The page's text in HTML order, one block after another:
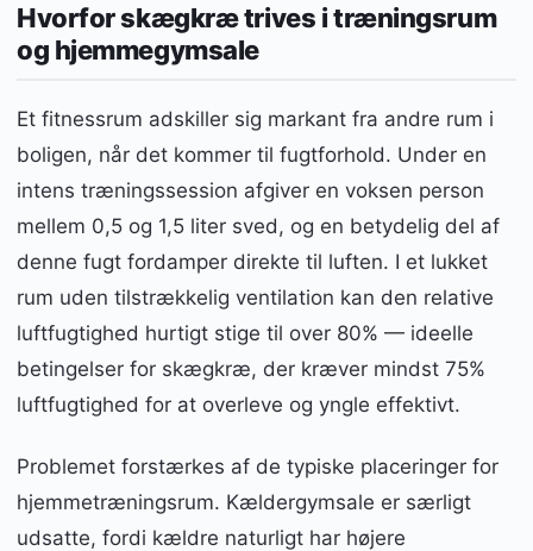
Hvorfor skægkræ trives i træningsrum
og hjemmegymsale
Et fitnessrum adskiller sig markant fra andre rum i
boligen, når det kommer til fugtforhold. Under en
intens træningssession afgiver en voksen person
mellem 0,5 og 1,5 liter sved, og en betydelig del af
denne fugt fordamper direkte til luften. I et lukket
rum uden tilstrækkelig ventilation kan den relative
luftfugtighed hurtigt stige til over 80% — ideelle
betingelser for skægkræ, der kræver mindst 75%
luftfugtighed for at overleve og yngle effektivt.
Problemet forstærkes af de typiske placeringer for
hjemmetræningsrum. Kældergymsale er særligt
udsatte, fordi kældre naturligt har højere